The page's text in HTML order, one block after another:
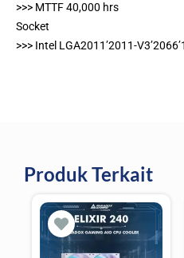
>>> MTTF 40,000 hrs
Socket
>>> Intel LGA2011’2011-
Produk Terkait